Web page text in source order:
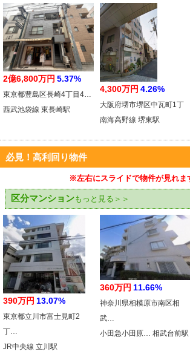
2億6,800万円 5.37%
東京都豊島区長崎4丁目4…
西武池袋線 東長崎駅
4,300万円 4.26%
大阪府堺市堺区中瓦町1丁
南海高野線 堺東駅
必見！高利回り物件
※左右にスライドで物件が見れま
区分マンションもっと見る＞＞
390万円 13.07%
東京都立川市富士見町2
丁…
JR中央線 立川駅
360万円 11.66%
神奈川県相模原市南区相
武…
小田急小田原… 相武台前駅